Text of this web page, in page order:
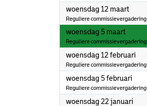
woensdag 12 maart2025
Reguliere commissievergadering
woensdag 5 maart2025
Reguliere commissievergadering
woensdag 12 februari
Reguliere commissievergadering
woensdag 5 februari
Reguliere commissievergadering
woensdag 22 januari